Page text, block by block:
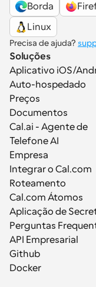
Borda
Linux
Precisa de ajuda?
Soluções
Aplicativo iOS/
Auto-hospedado
Preços
Documentos
Cal.ai - Agente de
Telefone AI
Empresa
Integrar o Cal.com
Roteamento
Cal.com Átomos
Aplicação de
Perguntas
API Empresarial
Github
Docker